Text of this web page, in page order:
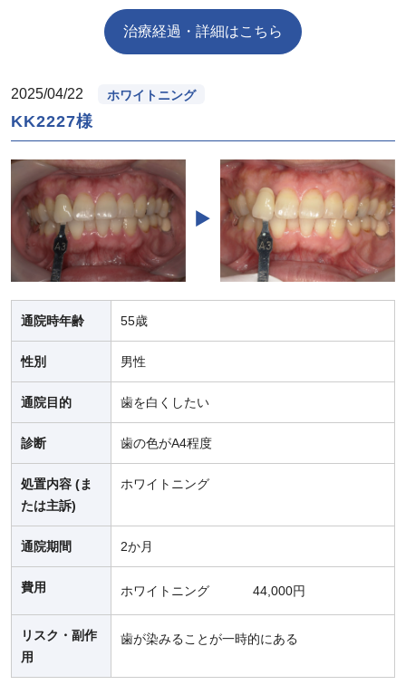
治療経過・詳細はこちら
2025/04/22 ホワイトニング
KK2227様
通院時年齢 55歳
性別 男性
通院目的 歯を白くしたい
診断 歯の色がA4程度
処置内容 (ま
たは主訴)
ホワイトニング
通院期間 2か月
費用 ホワイトニング 44,000円
リスク・副作
用
歯が染みることが一時的にある